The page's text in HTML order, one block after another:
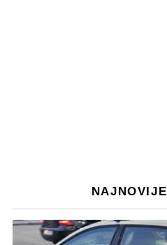
NAJNOVIJE